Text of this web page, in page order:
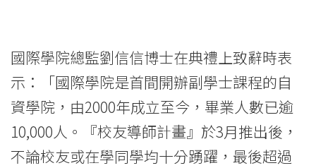
國
際
學
院
國際學院總監劉信信博士在典禮上致辭時表
示：「國際學院是首間開辦副學士課程的自
資學院，由2000年成立至今，畢業人數已逾
10,000人。『校友導師計畫』於3月推出後，
不論校友或在學同學均十分踴躍，最後超過